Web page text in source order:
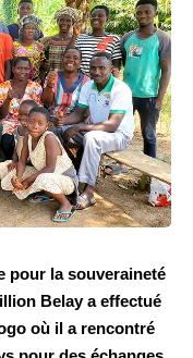
pour la souveraineté
Belay a effectué
où il a rencontré